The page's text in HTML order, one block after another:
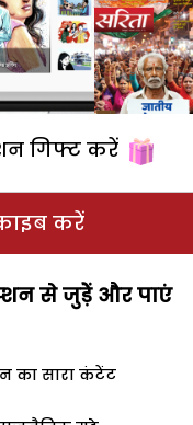
गिफ्ट करें
करें
से जुड़ेें और पाएं
का सारा कंटेंट